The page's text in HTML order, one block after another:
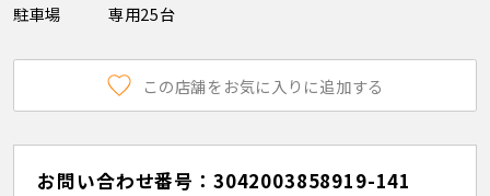
駐車場
専用25台
この店舗をお気に入りに追加する
お問い合わせ番号：3042003858919-141